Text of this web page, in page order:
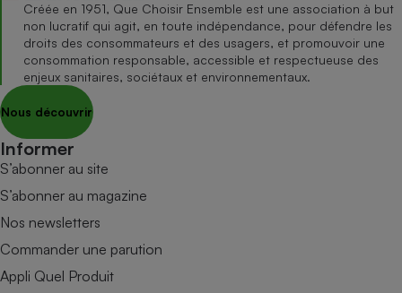
Créée en 1951, Que Choisir Ensemble est une association à but
non lucratif qui agit, en toute indépendance, pour défendre les
droits des consommateurs et des usagers, et promouvoir une
consommation responsable, accessible et respectueuse des
enjeux sanitaires, sociétaux et environnementaux.
Nous découvrir
Informer
S’abonner au site
S’abonner au magazine
Nos newsletters
Commander une parution
Appli Quel Produit